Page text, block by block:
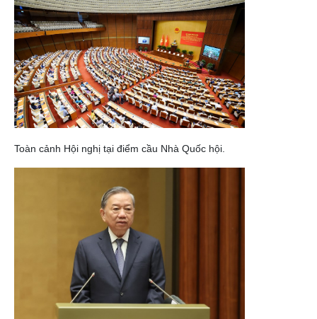
Toàn cảnh Hội nghị tại điểm cầu Nhà Quốc hội.